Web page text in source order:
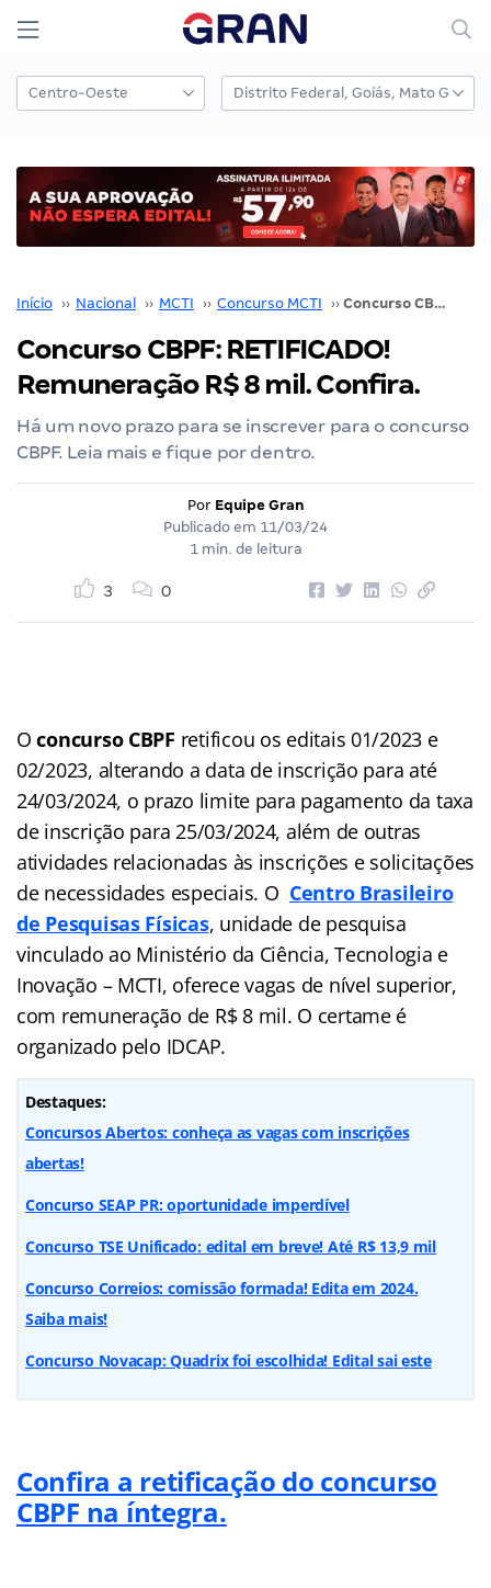
Início ›› Nacional ›› MCTI ›› Concurso MCTI ›› Concurso CBPF: RETIFICADO! Remuneração R$ 8 mil. Confira.
Concurso CBPF: RETIFICADO!
Remuneração R$ 8 mil. Confira.
Há um novo prazo para se inscrever para o concurso
CBPF. Leia mais e fique por dentro.
Por Equipe Gran
Publicado em 11/03/24
1 min. de leitura
3 0
Oconcurso CBPF retificou os editais 01/2023 e
02/2023, alterando a data de inscrição para até
24/03/2024, o prazo limite para pagamento da taxa
de inscrição para 25/03/2024, além de outras
atividades relacionadas às inscrições e solicitações
de necessidades especiais. O Centro Brasileiro
de Pesquisas Físicas, unidade de pesquisa
vinculado ao Ministério da Ciência, Tecnologia e
Inovação – MCTI, oferece vagas de nível superior,
com remuneração de R$ 8 mil. O certame é
organizado pelo IDCAP.
Destaques:
Concursos Abertos: conheça as vagas com inscrições
abertas!
Concurso SEAP PR: oportunidade imperdível
Concurso TSE Unificado: edital em breve! Até R$ 13,9 mil
Concurso Correios: comissão formada! Edita em 2024.
Saiba mais!
Concurso Novacap: Quadrix foi escolhida! Edital sai este
Confira a retificação do concurso
CBPF na íntegra.